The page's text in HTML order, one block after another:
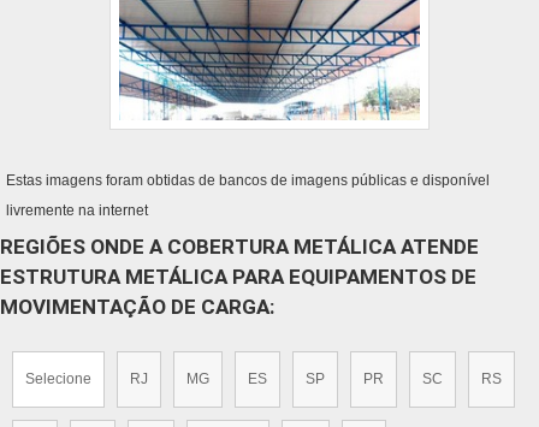
Estas imagens foram obtidas de bancos de imagens públicas e disponível
livremente na internet
REGIÕES ONDE A COBERTURA METÁLICA ATENDE
ESTRUTURA METÁLICA PARA EQUIPAMENTOS DE
MOVIMENTAÇÃO DE CARGA:
Selecione RJ MG ES SP PR SC RS